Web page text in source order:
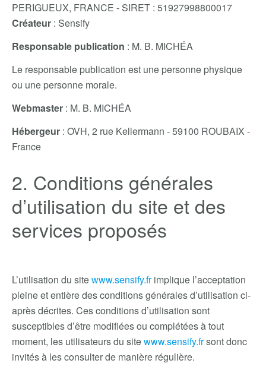
PERIGUEUX, FRANCE - SIRET : 51927998800017
Créateur : Sensify
Responsable publication : M. B. MICHÉA
Le responsable publication est une personne physique
ou une personne morale.
Webmaster : M. B. MICHÉA
Hébergeur : OVH, 2 rue Kellermann - 59100 ROUBAIX -
France
2. Conditions générales
d’utilisation du site et des
services proposés
L’utilisation du sitewww.sensify.frimplique l’acceptation
pleine et entière des conditions générales d’utilisation ci-
après décrites. Ces conditions d’utilisation sont
susceptibles d’être modifiées ou complétées à tout
moment, les utilisateurs du sitewww.sensify.frsont donc
invités à les consulter de manière régulière.